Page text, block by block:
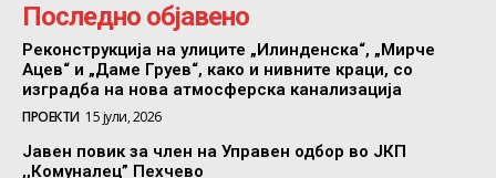
Последно објавено
Реконструкција на улиците „Илинденска“, „Мирче
Ацев“ и „Даме Груев“, како и нивните краци, со
изградба на нова атмосферска канализација
ПРОЕКТИ 15 јули, 2026
Јавен повик за член на Управен одбор во ЈКП
,,Комуналец” Пехчево